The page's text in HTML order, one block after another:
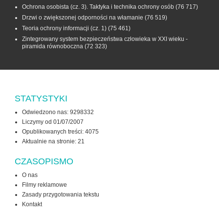
Ochrona osobista (cz. 3). Taktyka i technika ochrony osób (76 717)
Drzwi o zwiększonej odporności na włamanie (76 519)
Teoria ochrony informacji (cz. 1) (75 461)
Zintegrowany system bezpieczeństwa człowieka w XXI wieku -
piramida równoboczna (72 323)
STATYSTYKI
Odwiedzono nas: 9298332
Liczymy od 01/07/2007
Opublikowanych treści: 4075
Aktualnie na stronie: 21
CZASOPISMO
O nas
Filmy reklamowe
Zasady przygotowania tekstu
Kontakt